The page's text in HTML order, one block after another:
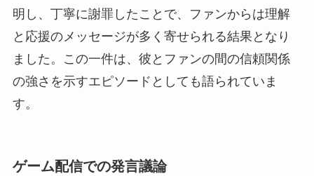
明し、丁寧に謝罪したことで、ファンからは理解
と応援のメッセージが多く寄せられる結果となり
ました。この一件は、彼とファンの間の信頼関係
の強さを示すエピソードとしても語られていま
す。
ゲーム配信での発言議論